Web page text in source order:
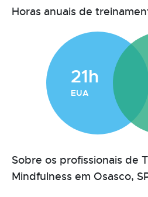
Horas anuais de
21h
EUA
Sobre os profissionais de
Mindfulness em Osasco,